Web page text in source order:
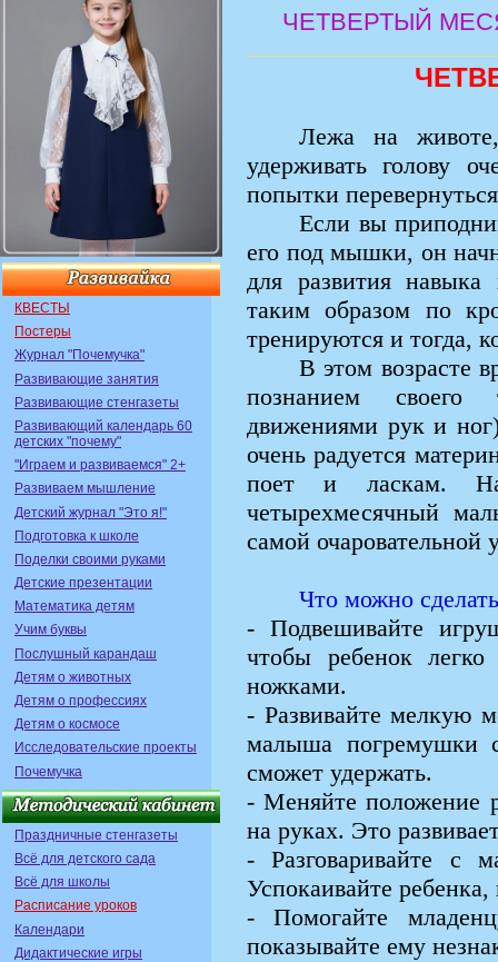
КВЕСТЫ
Постеры
Журнал "Почемучка"
Развивающие занятия
Развивающие стенгазеты
Развивающий календарь 60
детских "почему"
"Играем и развиваемся" 2+
Развиваем мышление
Детский журнал "Это я!"
Подготовка к школе
Поделки своими руками
Детские презентации
Математика детям
Учим буквы
Послушный карандаш
Детям о животных
Детям о профессиях
Детям о космосе
Исследовательские проекты
Почемучка
Праздничные стенгазеты
Всё для детского сада
Всё для школы
Расписание уроков
Календари
Дидактические игры
ЧЕТВЕРТЫЙ
Лежа на
удерживать голову
попытки
Если вы
его под мышки, он
для развития
таким образом по
тренируются и тогда,
В этом возрасте
познанием своего
движениями рук и
очень радуется
поет и ласкам.
четырехмесячный
самой очаровательной
Что можно
- Подвешивайте
чтобы ребенок
ножками.
- Развивайте мелкую
малыша погремушки
сможет удержать.
- Меняйте положение
на руках. Это
- Разговаривайте с
Успокаивайте ребенка,
- Помогайте
показывайте ему